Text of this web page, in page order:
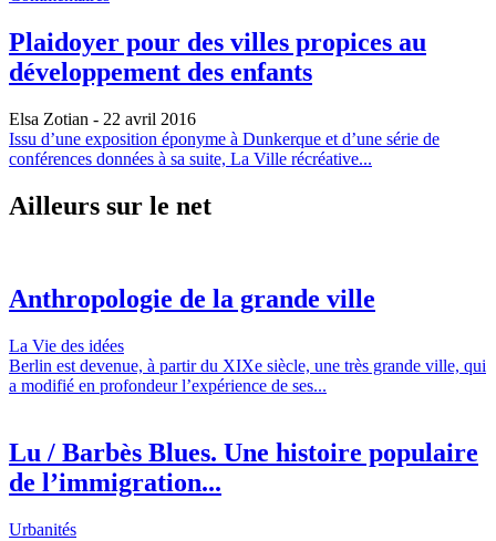
Plaidoyer pour des villes propices au
développement des enfants
Elsa Zotian - 22 avril 2016
Issu d’une exposition éponyme à Dunkerque et d’une série de
conférences données à sa suite, La Ville récréative...
Ailleurs sur le net
Anthropologie de la grande ville
La Vie des idées
Berlin est devenue, à partir du XIXe siècle, une très grande ville, qui
a modifié en profondeur l’expérience de ses...
Lu / Barbès Blues. Une histoire populaire
de l’immigration...
Urbanités